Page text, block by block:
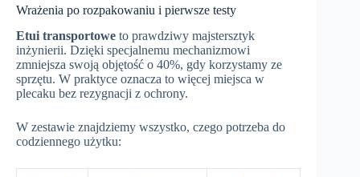
Wrażenia po rozpakowaniu i pierwsze testy
Etui transportowe to prawdziwy majstersztyk
inżynierii. Dzięki specjalnemu mechanizmowi
zmniejsza swoją objętość o 40%, gdy korzystamy ze
sprzętu. W praktyce oznacza to więcej miejsca w
plecaku bez rezygnacji z ochrony.
W zestawie znajdziemy wszystko, czego potrzeba do
codziennego użytku: